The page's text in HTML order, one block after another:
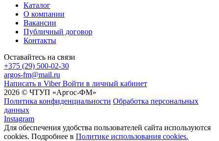
Каталог
О компании
Вакансии
Публичный договор
Контакты
Оставайтесь на связи
+375 (29) 500-02-30
argos-fm@mail.ru
Написать в Viber Войти в личный кабинет
2026 © ЧТУП «Аргос-ФМ»
Политика конфиденциальности Обработка персональных
данных
Instagram
Для обеспечения удобства пользователей сайта используются
cookies. Подробнее в Политике использования cookies.